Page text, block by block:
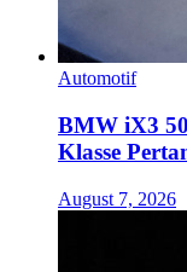
Automotif
BMW iX3
Klasse
August 7, 2026